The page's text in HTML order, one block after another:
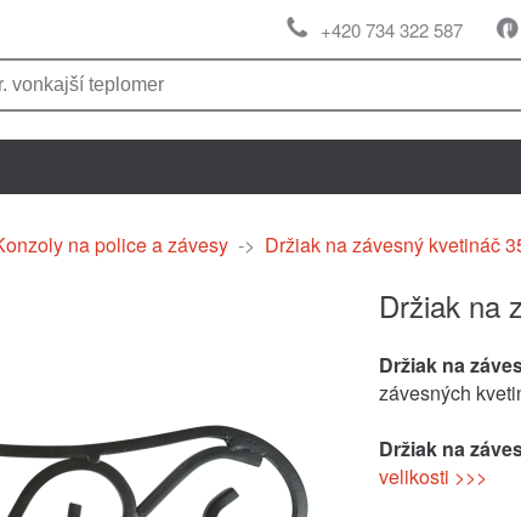
+420 734 322 587
na police a závesy -> Držiak na závesný kvetináč
Držiak na
Držiak na
závesných
Držiak na
velikosti >>>